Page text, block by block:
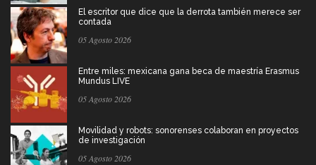
El escritor que dice que la derrota también merece ser
contada
05 Agosto 2026
Entre miles: mexicana gana beca de maestría Erasmus
Mundus LIVE
05 Agosto 2026
Movilidad y robots: sonorenses colaboran en proyectos
de investigación
05 Agosto 2026